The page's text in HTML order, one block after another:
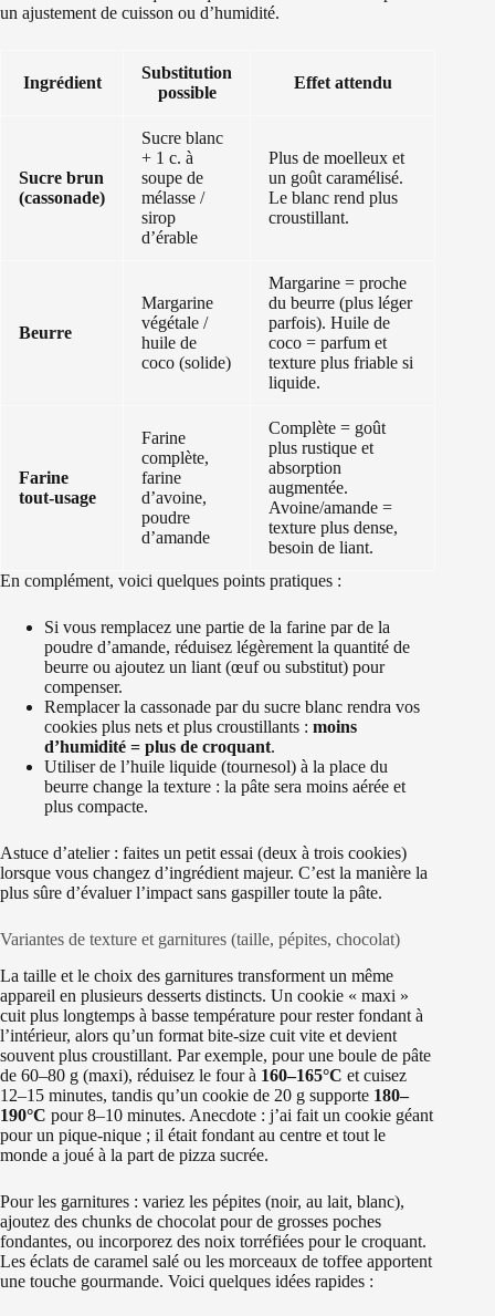
un ajustement de cuisson ou d’humidité.
Ingrédient
Substitution
possible
Effet attendu
Sucre brun
(cassonade)
Sucre blanc
+ 1 c. à
soupe de
mélasse /
sirop
d’érable
Plus de moelleux et
un goût caramélisé.
Le blanc rend plus
croustillant.
Beurre
Margarine
végétale /
huile de
coco (solide)
Margarine = proche
du beurre (plus léger
parfois). Huile de
coco = parfum et
texture plus friable si
liquide.
Farine
tout-usage
Farine
complète,
farine
d’avoine,
poudre
d’amande
Complète = goût
plus rustique et
absorption
augmentée.
Avoine/amande =
texture plus dense,
besoin de liant.
En complément, voici quelques points pratiques :
Si vous remplacez une partie de la farine par de la
poudre d’amande, réduisez légèrement la quantité de
beurre ou ajoutez un liant (œuf ou substitut) pour
compenser.
Remplacer la cassonade par du sucre blanc rendra vos
cookies plus nets et plus croustillants : moins
d’humidité = plus de croquant.
Utiliser de l’huile liquide (tournesol) à la place du
beurre change la texture : la pâte sera moins aérée et
plus compacte.
Astuce d’atelier : faites un petit essai (deux à trois cookies)
lorsque vous changez d’ingrédient majeur. C’est la manière la
plus sûre d’évaluer l’impact sans gaspiller toute la pâte.
Variantes de texture et garnitures (taille, pépites, chocolat)
La taille et le choix des garnitures transforment un même
appareil en plusieurs desserts distincts. Un cookie « maxi »
cuit plus longtemps à basse température pour rester fondant à
l’intérieur, alors qu’un format bite-size cuit vite et devient
souvent plus croustillant. Par exemple, pour une boule de pâte
de 60–80 g (maxi), réduisez le four à 160–165°C et cuisez
12–15 minutes, tandis qu’un cookie de 20 g supporte 180–
190°C pour 8–10 minutes. Anecdote : j’ai fait un cookie géant
pour un pique-nique ; il était fondant au centre et tout le
monde a joué à la part de pizza sucrée.
Pour les garnitures : variez les pépites (noir, au lait, blanc),
ajoutez des chunks de chocolat pour de grosses poches
fondantes, ou incorporez des noix torréfiées pour le croquant.
Les éclats de caramel salé ou les morceaux de toffee apportent
une touche gourmande. Voici quelques idées rapides :